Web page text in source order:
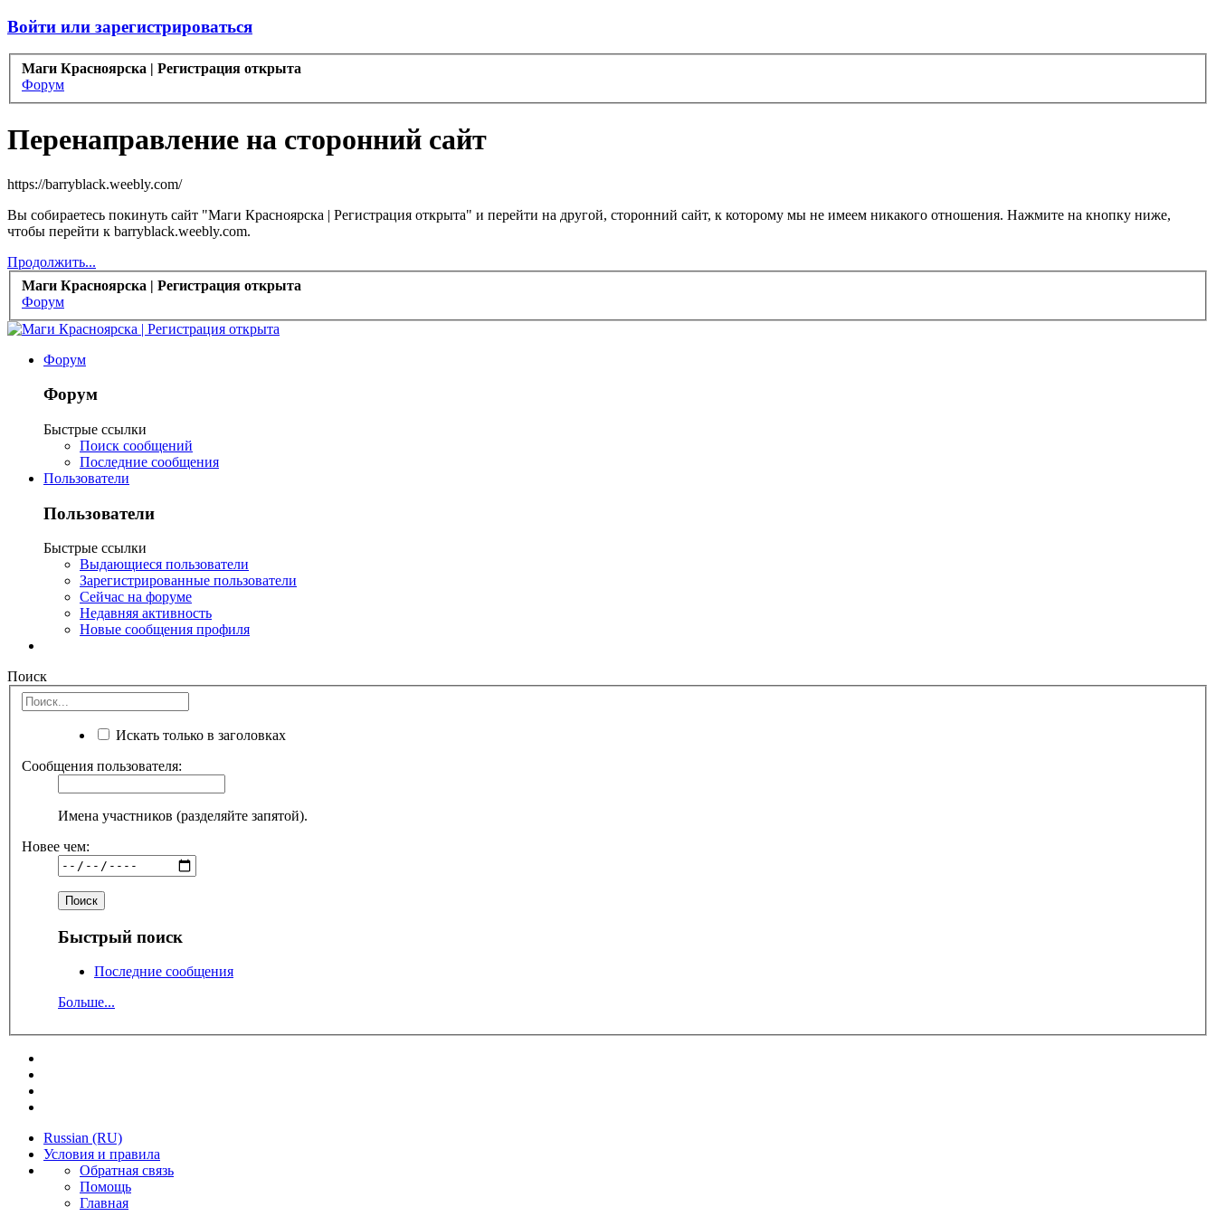
Войти или зарегистрироваться
Маги Красноярска | Регистрация открыта
Форум
Перенаправление на сторонний сайт
https://barryblack.weebly.com/
Вы собираетесь покинуть сайт "Маги Красноярска | Регистрация открыта" и перейти на другой, сторонний сайт, к которому мы не имеем никакого отношения. Нажмите на кнопку ниже,
чтобы перейти к barryblack.weebly.com.
Продолжить...
Маги Красноярска | Регистрация открыта
Форум
Форум
Форум
Быстрые ссылки
Поиск сообщений
Последние сообщения
Пользователи
Пользователи
Быстрые ссылки
Выдающиеся пользователи
Зарегистрированные пользователи
Сейчас на форуме
Недавняя активность
Новые сообщения профиля
Поиск
Искать только в заголовках
Сообщения пользователя:
Имена участников (разделяйте запятой).
Новее чем:
Быстрый поиск
Последние сообщения
Больше...
Russian (RU)
Условия и правила
Обратная связь
Помощь
Главная